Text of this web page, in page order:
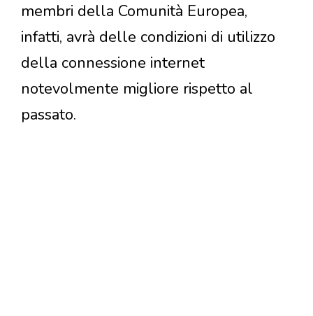
membri della Comunità Europea,
infatti, avrà delle condizioni di utilizzo
della connessione internet
notevolmente migliore rispetto al
passato.